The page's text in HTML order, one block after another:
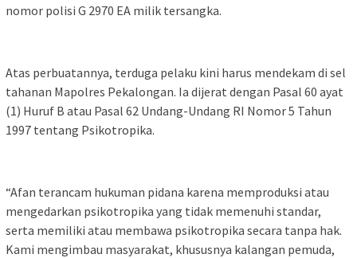
nomor polisi G 2970 EA milik tersangka.
Atas perbuatannya, terduga pelaku kini harus mendekam di sel
tahanan Mapolres Pekalongan. Ia dijerat dengan Pasal 60 ayat
(1) Huruf B atau Pasal 62 Undang-Undang RI Nomor 5 Tahun
1997 tentang Psikotropika.
“Afan terancam hukuman pidana karena memproduksi atau
mengedarkan psikotropika yang tidak memenuhi standar,
serta memiliki atau membawa psikotropika secara tanpa hak.
Kami mengimbau masyarakat, khususnya kalangan pemuda,